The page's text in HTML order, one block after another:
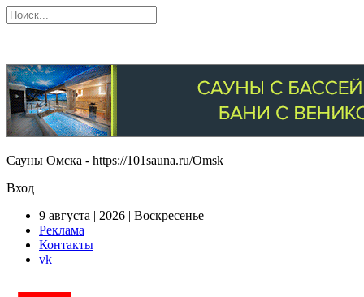
Сауны Омска - https://101sauna.ru/Omsk
Вход
9 августа | 2026 | Воскресенье
Реклама
Контакты
vk